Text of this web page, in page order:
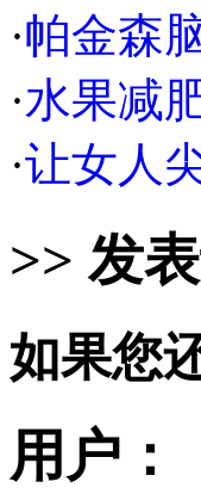
·帕金森
·水果减
·让女人
>> 发
如果您
用户：